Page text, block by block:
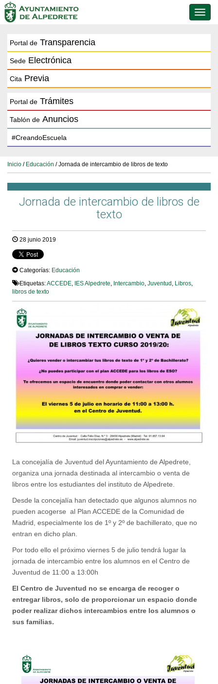
de
Portal de Transparencia
Sede Electrónica
Cita Previa
Portal de Trámites
Tablón de Anuncios
Inicio / Educación / Jornada de intercambio de libros de texto
Jornada de intercambio de libros de
texto
28 junio 2019
Categorías: Educación
Etiquetas:ACCEDE IES Alpedrete Intercambio Juventud Libros
libros de texto
La concejalía de Juventud del Ayuntamiento de Alpedrete,
organiza una jornada destinada al intercambio o venta de
libros entre los estudiantes del instituto de Alpedrete.
Desde la concejalía han detectado que algunos alumnos no
pueden acogerse al Plan ACCEDE de la Comunidad de
Madrid, especialmente los de 1º y 2º de bachillerato, que no
entran en dicho plan.
Por todo ello el próximo viernes 5 de julio tendrá lugar la
jornada de intercambio entre los alumnos en el Centro de
Juventud de 11:00 a 13:00h
El Centro de Juventud no se encarga de recoger o
entregar libros, solo de proporcionar un espacio donde
poder realizar dichos intercambios entre los alumnos o
sus familias.